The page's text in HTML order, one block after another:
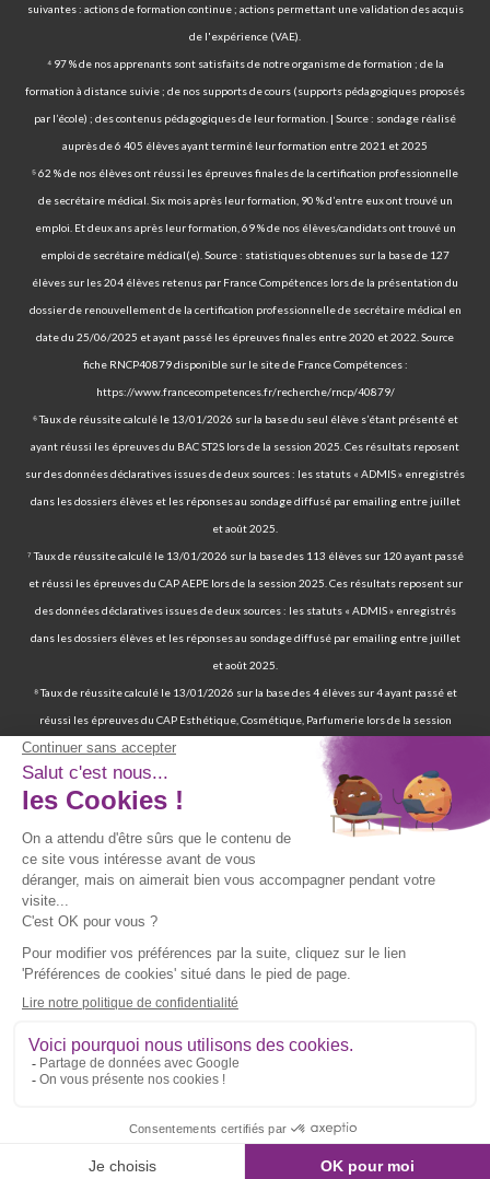
suivantes : actions de formation continue ; actions permettant une validation des acquis
de l'expérience (VAE).
⁴ 97 % de nos apprenants sont satisfaits de notre organisme de formation ; de la
formation à distance suivie ; de nos supports de cours (supports pédagogiques proposés
par l’école) ; des contenus pédagogiques de leur formation. | Source : sondage réalisé
auprès de 6 405 élèves ayant terminé leur formation entre 2021 et 2025
⁵ 62 % de nos élèves ont réussi les épreuves finales de la certification professionnelle
de secrétaire médical. Six mois après leur formation, 90 % d’entre eux ont trouvé un
emploi. Et deux ans après leur formation, 69 % de nos élèves/candidats ont trouvé un
emploi de secrétaire médical(e). Source : statistiques obtenues sur la base de 127
élèves sur les 204 élèves retenus par France Compétences lors de la présentation du
dossier de renouvellement de la certification professionnelle de secrétaire médical en
date du 25/06/2025 et ayant passé les épreuves finales entre 2020 et 2022. Source
fiche RNCP40879 disponible sur le site de France Compétences :
https://www.francecompetences.fr/recherche/rncp/40879/
⁶ Taux de réussite calculé le 13/01/2026 sur la base du seul élève s’étant présenté et
ayant réussi les épreuves du BAC ST2S lors de la session 2025. Ces résultats reposent
sur des données déclaratives issues de deux sources : les statuts « ADMIS » enregistrés
dans les dossiers élèves et les réponses au sondage diffusé par emailing entre juillet
et août 2025.
⁷ Taux de réussite calculé le 13/01/2026 sur la base des 113 élèves sur 120 ayant passé
et réussi les épreuves du CAP AEPE lors de la session 2025. Ces résultats reposent sur
des données déclaratives issues de deux sources : les statuts « ADMIS » enregistrés
dans les dossiers élèves et les réponses au sondage diffusé par emailing entre juillet
et août 2025.
⁸ Taux de réussite calculé le 13/01/2026 sur la base des 4 élèves sur 4 ayant passé et
réussi les épreuves du CAP Esthétique, Cosmétique, Parfumerie lors de la session
2025. Ces résultats reposent sur des données déclaratives issues de deux sources : les
statuts « ADMIS » enregistrés dans les dossiers élèves et les réponses au sondage
diffusé par emailing entre juillet et août 2025.
⁹ 70 % de nos élèves ont d’ailleurs réussi les épreuves finales de la certification
professionnelle d’auxiliaire de vie. | 97 % de nos élèves ont trouvé un emploi six mois
après avoir terminé leur formation certifiante d’auxiliaire de vie. | Deux ans après leur
lors de la présentation du dossier de renouvellement de la certification professionnelle
https://www.francecompetences.fr/recherche/rncp/39387/
**Vous pouvez être recontacté(e) par téléphone, par mail ou par courrier par l’école.
Copyright © Culture et Formation - Site web réalisé par l’agence Wapiti | Dernière mise